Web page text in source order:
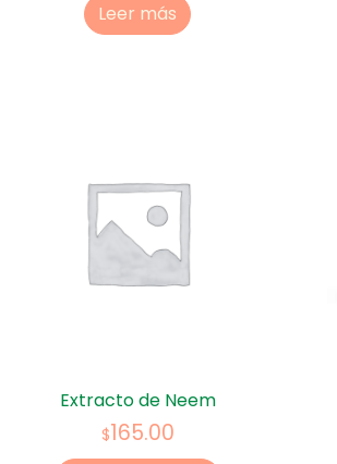
Leer más
Extracto de Neem
$165.00